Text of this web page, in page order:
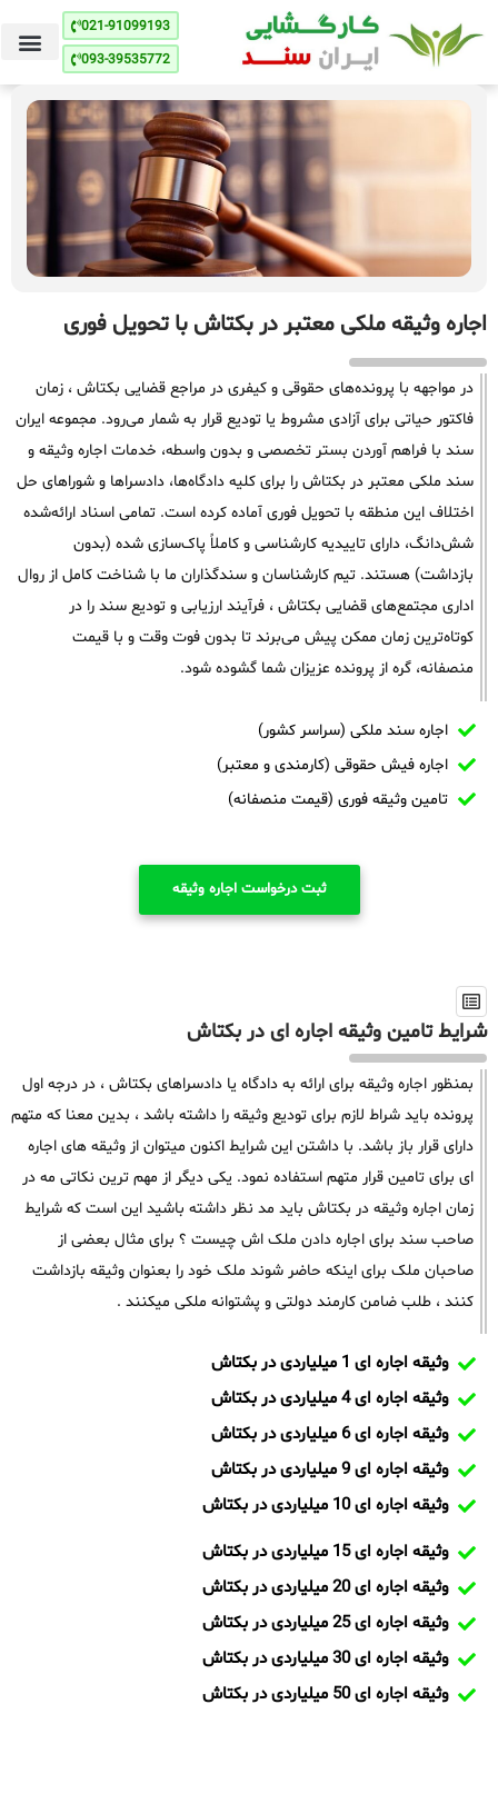
021-91099193
093-39535772
اجاره وثیقه ملکی معتبر در بکتاش با تحویل فوری
در مواجهه با پرونده‌های حقوقی و کیفری در مراجع قضایی بکتاش ، زمان
فاکتور حیاتی برای آزادی مشروط یا تودیع قرار به شمار می‌رود. مجموعه ایران
سند با فراهم آوردن بستر تخصصی و بدون واسطه، خدمات اجاره وثیقه و
سند ملکی معتبر در بکتاش را برای کلیه دادگاه‌ها، دادسراها و شوراهای حل
اختلاف این منطقه با تحویل فوری آماده کرده است. تمامی اسناد ارائه‌شده
شش‌دانگ، دارای تاییدیه کارشناسی و کاملاً پاک‌سازی شده (بدون
بازداشت) هستند. تیم کارشناسان و سندگذاران ما با شناخت کامل از روال
اداری مجتمع‌های قضایی بکتاش ، فرآیند ارزیابی و تودیع سند را در
کوتاه‌ترین زمان ممکن پیش می‌برند تا بدون فوت وقت و با قیمت
منصفانه، گره از پرونده عزیزان شما گشوده شود.
اجاره سند ملکی (سراسر کشور)
اجاره فیش حقوقی (کارمندی و معتبر)
تامین وثیقه فوری (قیمت منصفانه)
ثبت درخواست اجاره وثیقه
شرایط تامین وثیقه اجاره ای در بکتاش
بمنظور اجاره وثیقه برای ارائه به دادگاه یا دادسراهای بکتاش ، در درجه اول
پرونده باید شراط لازم برای تودیع وثیقه را داشته باشد ، بدین معنا که متهم
دارای قرار باز باشد. با داشتن این شرایط اکنون میتوان از وثیقه های اجاره
ای برای تامین قرار متهم استفاده نمود. یکی دیگر از مهم ترین نکاتی مه در
زمان اجاره وثیقه در بکتاش باید مد نظر داشته باشید این است که شرایط
صاحب سند برای اجاره دادن ملک اش چیست ؟ برای مثال بعضی از
صاحبان ملک برای اینکه حاضر شوند ملک خود را بعنوان وثیقه بازداشت
کنند ، طلب ضامن کارمند دولتی و پشتوانه ملکی میکنند .
وثیقه اجاره ای 1 میلیاردی در بکتاش
وثیقه اجاره ای 4 میلیاردی در بکتاش
وثیقه اجاره ای 6 میلیاردی در بکتاش
وثیقه اجاره ای 9 میلیاردی در بکتاش
وثیقه اجاره ای 10 میلیاردی در بکتاش
وثیقه اجاره ای 15 میلیاردی در بکتاش
وثیقه اجاره ای 20 میلیاردی در بکتاش
وثیقه اجاره ای 25 میلیاردی در بکتاش
وثیقه اجاره ای 30 میلیاردی در بکتاش
وثیقه اجاره ای 50 میلیاردی در بکتاش